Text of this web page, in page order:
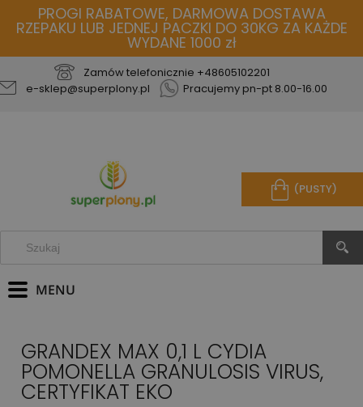
PROGI RABATOWE, DARMOWA DOSTAWA
RZEPAKU LUB JEDNEJ PACZKI DO 30KG ZA KAŻDE
WYDANE 1000 zł
Zamów telefonicznie +48605102201
e-sklep@superplony.pl
Pracujemy pn-pt 8.00-16.00
(PUSTY)
GRANDEX MAX 0,1 L CYDIA
POMONELLA GRANULOSIS VIRUS,
CERTYFIKAT EKO